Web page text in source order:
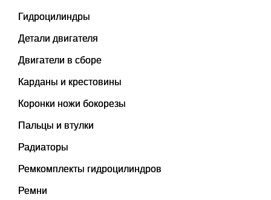
Гидроцилиндры
Детали двигателя
Двигатели в сборе
Карданы и крестовины
Коронки ножи бокорезы
Пальцы и втулки
Радиаторы
Ремкомплекты гидроцилиндров
Ремни